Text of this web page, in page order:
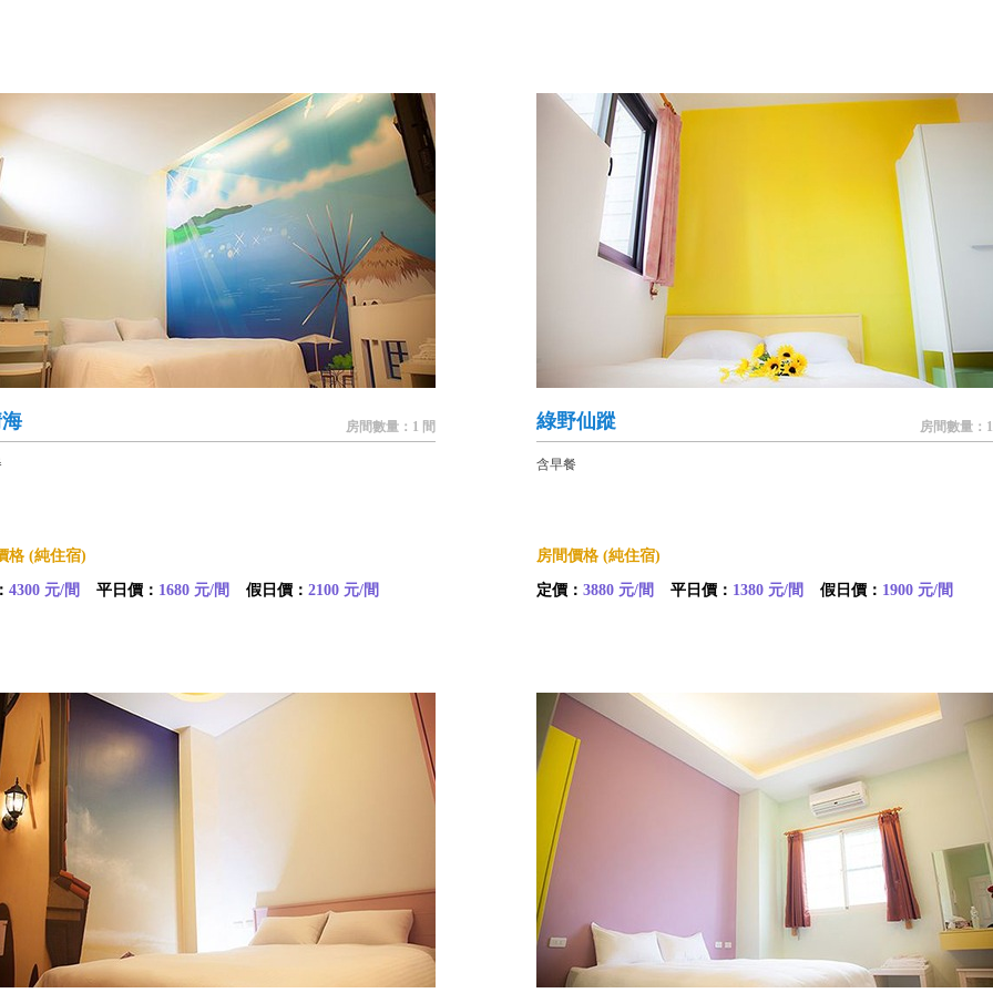
房間數量：1 間
格 (純住宿)
4300 元/間 平日價： 1680 元/間 假日價： 2100 元/間
綠野仙蹤 房間數量：
含早餐
房間價格 (純住宿)
定價： 3880 元/間 平日價： 1380 元/間 假日價： 1900 元/間